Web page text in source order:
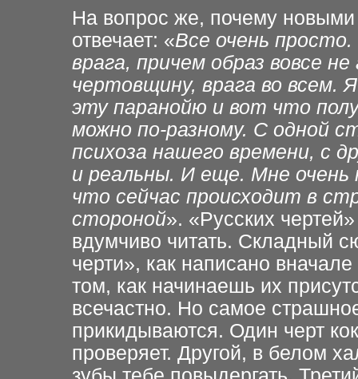
На вопрос же, почему новыми
отвечает: «Все очень просто.
врага, причем образ вовсе
чертовщину, врага во
эту паранойю и вот что
можно по-разному. С одной
психоза нашего времени, с
и реальны. И еще. Мне
что сейчас происходит в
стороной». «Русских
вдумчиво читать. Складный
черти», как написано
том, как начинаешь их
всечастно. Но самое
прикидываются. Один черт
проверяет. Другой, в белом